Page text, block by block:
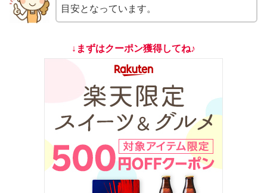
目安となっています。
↓まずはクーポン獲得してね♪